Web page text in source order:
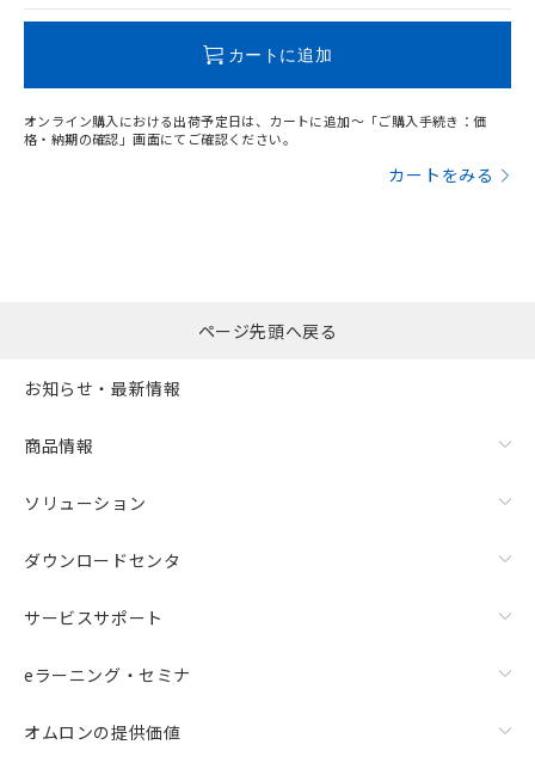
カートに追加
オンライン購入における出荷予定日は、カートに追加～「ご購入手続き：価
格・納期の確認」画面にてご確認ください。
カートをみる
ページ先頭へ戻る
お知らせ・最新情報
商品情報
ソリューション
ダウンロードセンタ
サービスサポート
eラーニング・セミナ
オムロンの提供価値